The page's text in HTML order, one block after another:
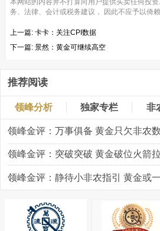
本网站的内容并不打算向用户提供买卖任何投
务、法律、会计或税务建议， 因此不应予以倚赖
上一篇: 卡卡：关注CPI数据
下一篇: 景然：黄金可继续高空
推荐阅读
领峰分析 独家专栏 非
领峰金评：突破突破 黄金破位火箭